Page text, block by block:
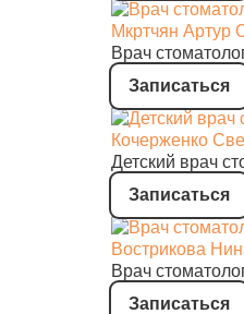
Мкртчян Артур
Врач
Записаться
Кочерженко
Детский врач
Записаться
Вострикова
Врач
Записаться